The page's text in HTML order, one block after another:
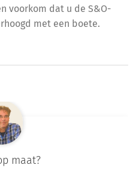
voorkom dat u de S&O-
met een boete.
maat?